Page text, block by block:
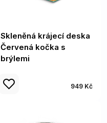
Skleněná krájecí deska
Červená kočka s
brýlemi
949 Kč